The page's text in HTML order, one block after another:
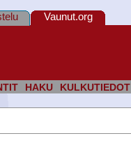
HAKU KULKUTIEDOT
Vaunut.org